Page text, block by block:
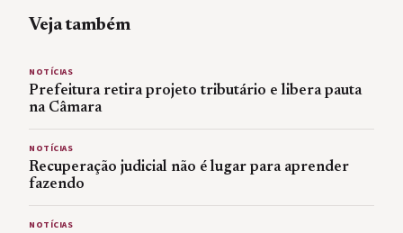
Veja também
NOTÍCIAS
Prefeitura retira projeto tributário e libera pauta
na Câmara
NOTÍCIAS
Recuperação judicial não é lugar para aprender
fazendo
NOTÍCIAS